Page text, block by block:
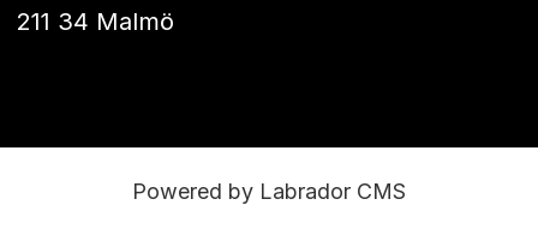
211 34 Malmö
Powered by Labrador CMS